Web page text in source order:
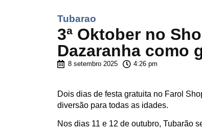
Tubarao
3ª Oktober no
Dazaranha como
8 setembro 2025 4:26 pm
Dois dias de festa gratuita no Farol
diversão para todas as idades.
Nos dias 11 e 12 de outubro, Tubarão